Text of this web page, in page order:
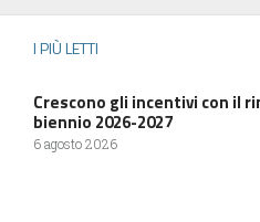
I PIÙ LETTI
Crescono gli incentivi con il
biennio 2026-2027
6 agosto 2026